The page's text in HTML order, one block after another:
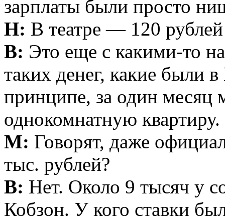
зарплаты были просто
Н: В театре — 120 рублей
В: Это еще с какими-то
таких денег, какие были
принципе, за один месяц
однокомнатную квартиру.
М: Говорят, даже
тыс. рублей?
В: Нет. Около 9 тысяч у
Кобзон. У кого ставки